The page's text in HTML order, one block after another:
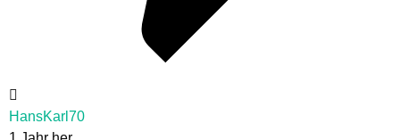
HansKarl70